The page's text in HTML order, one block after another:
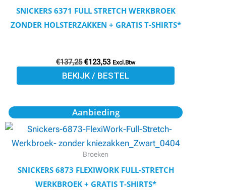
SNICKERS 6371 FULL STRETCH WERKBROEK
ZONDER HOLSTERZAKKEN + GRATIS T-SHIRTS*
€137,25 €123,53 Excl.Btw
BEKIJK / BESTEL
variaties.
Deze
gekozen
worden
de
productpagina
Aanbieding
Broeken
SNICKERS 6873 FLEXIWORK FULL-STRETCH
WERKBROEK + GRATIS T-SHIRTS*
Oorspronkelijke
prijs
was:
€102,97.
Huidige
prijs
is:
€92,54.
Dit
product
heeft
meerdere
variaties.
Deze